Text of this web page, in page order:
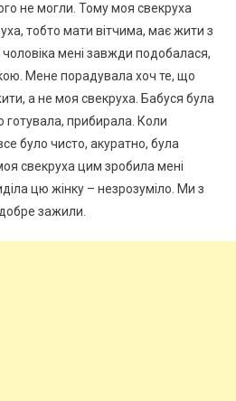
не могли. Тому моя свекруха
тобто мати вітчима, має жити з
мені завжди подобалася,
Мене порадувала хоч те, що
а не моя свекруха. Бабуся була
готувала, прибирала. Коли
було чисто, акуратно, була
свекруха цим зробила мені
цю жінку – незрозуміло. Ми з
зажили.